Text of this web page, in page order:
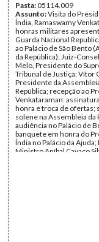
Pasta:05114.009
Assunto:Visita do
Índia, Ramaswamy
honras militares
Guarda Nacional
ao Palácio de São Bento
da República); Juiz-
Melo, Presidente do
Tribunal de Justiça; Vítor
Presidente da
República; recepção ao
Venkataraman:
honra e troca de ofertas;
solene na Assembleia da
audiência no Palácio de
banquete em honra do
Índia no Palácio da
Ministro Aníbal Cavaco